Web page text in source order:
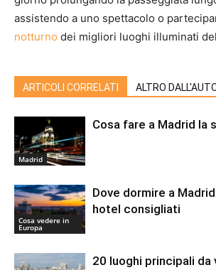
assistendo a uno spettacolo o
notturno dei migliori luoghi illuminati
ARTICOLI CORRELATI ALTRO
Madrid
Cosa fare a Madrid la
Cosa vedere in
Europa
Dove dormire a
hotel consigliati
20 luoghi principali da